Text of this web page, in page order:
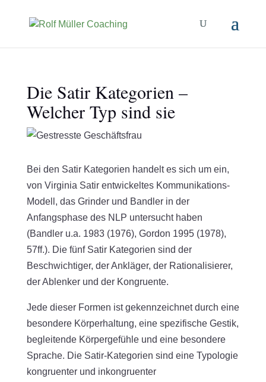
Die Satir Kategorien –
Welcher Typ sind sie
Bei den Satir Kategorien handelt es sich um ein,
von Virginia Satir entwickeltes Kommunikations-
Modell, das Grinder und Bandler in der
Anfangsphase des NLP untersucht haben
(Bandler u.a. 1983 (1976), Gordon 1995 (1978),
57ff.). Die fünf Satir Kategorien sind der
Beschwichtiger, der Ankläger, der Rationalisierer,
der Ablenker und der Kongruente.
Jede dieser Formen ist gekennzeichnet durch eine
besondere Körperhaltung, eine spezifische Gestik,
begleitende Körpergefühle und eine besondere
Sprache. Die Satir-Kategorien sind eine Typologie
kongruenter und inkongruenter